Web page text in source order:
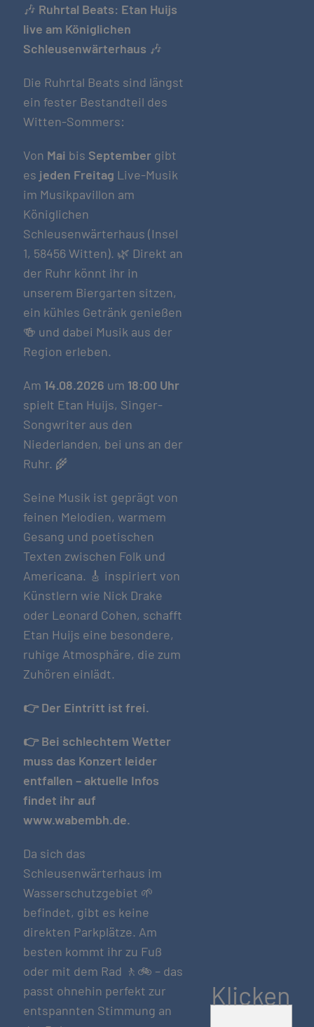
🎶 Ruhrtal Beats: Etan Huijs
live am Königlichen
Schleusenwärterhaus 🎶
Die Ruhrtal Beats sind längst
ein fester Bestandteil des
Witten-Sommers:
Von Mai bis September gibt
es jeden Freitag Live-Musik
im Musikpavillon am
Königlichen
Schleusenwärterhaus (Insel
1, 58456 Witten). 🌿 Direkt an
der Ruhr könnt ihr in
unserem Biergarten sitzen,
ein kühles Getränk genießen
🍻 und dabei Musik aus der
Region erleben.
Am 14.08.2026 um 18:00 Uhr
spielt Etan Huijs, Singer-
Songwriter aus den
Niederlanden, bei uns an der
Ruhr. 🌾
Seine Musik ist geprägt von
feinen Melodien, warmem
Gesang und poetischen
Texten zwischen Folk und
Americana. 🎸 inspiriert von
Künstlern wie Nick Drake
oder Leonard Cohen, schafft
Etan Huijs eine besondere,
ruhige Atmosphäre, die zum
Zuhören einlädt.
👉Der Eintritt ist frei.
👉Bei schlechtem Wetter
muss das Konzert leider
entfallen – aktuelle Infos
findet ihr auf
www.wabembh.de.
Da sich das
Schleusenwärterhaus im
Wasserschutzgebiet 🌱
befindet, gibt es keine
direkten Parkplätze. Am
besten kommt ihr zu Fuß
oder mit dem Rad 🚶🚲 – das
passt ohnehin perfekt zur
entspannten Stimmung an
Klicken